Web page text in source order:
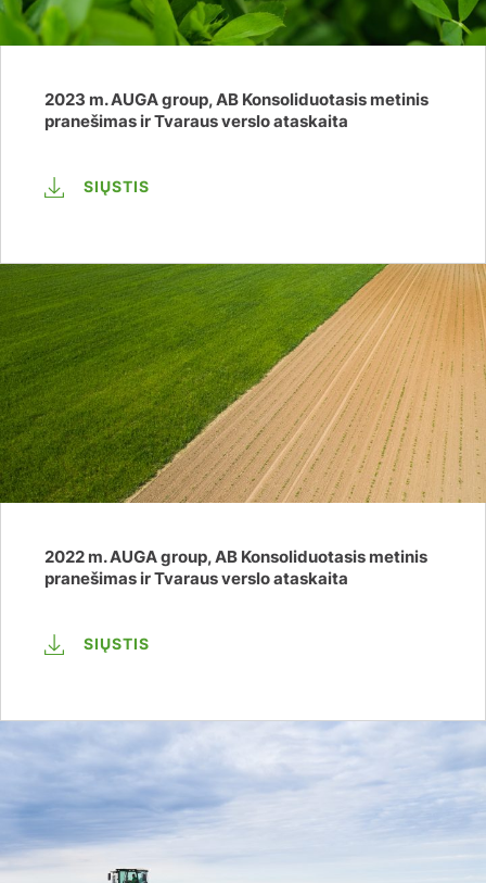
2023 m. AUGA group, AB Konsoliduotasis metinis
pranešimas ir Tvaraus verslo ataskaita
SIŲSTIS
2022 m. AUGA group, AB Konsoliduotasis metinis
pranešimas ir Tvaraus verslo ataskaita
SIŲSTIS